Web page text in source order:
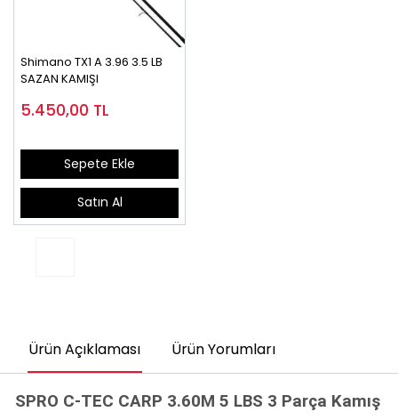
Shimano TX1 A 3.96 3.5 LB
SAZAN KAMIŞI
5.450,00 TL
Sepete Ekle
Satın Al
Ürün Açıklaması Ürün Yorumları
SPRO C-TEC CARP 3.60M 5 LBS 3 Parça Kamış